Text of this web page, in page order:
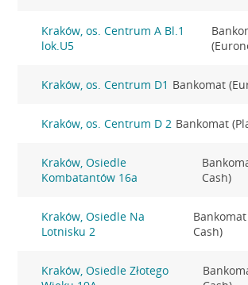
Kraków, os. Centrum A Bl.1
lok.U5
Kraków, os. Centrum D1 Bankomat
Kraków, os. Centrum D 2 Bankomat
Kraków, Osiedle
Kombatantów 16a
Cash)
Kraków, Osiedle Na
Lotnisku 2
Cash)
Kraków, Osiedle Złotego